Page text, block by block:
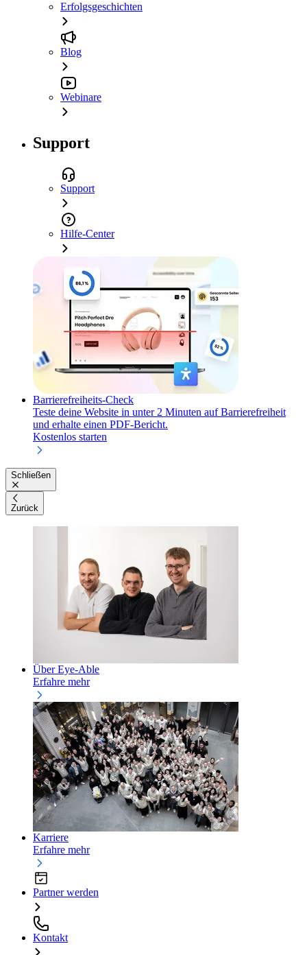
Erfolgsgeschichten
Blog
Webinare
Support
Support
Hilfe-Center
Barrierefreiheits-Check
Teste deine Website in unter 2 Minuten auf Barrierefreiheit
und erhalte einen PDF-Bericht.
Kostenlos starten
Schließen
Zurück
Über Eye-Able
Erfahre mehr
Karriere
Erfahre mehr
Partner werden
Kontakt